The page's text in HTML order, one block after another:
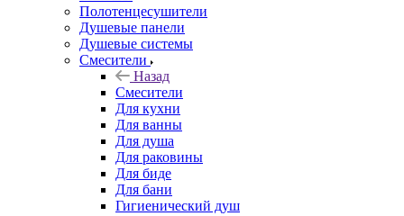
Полотенцесушители
Душевые панели
Душевые системы
Смесители
Назад
Смесители
Для кухни
Для ванны
Для душа
Для раковины
Для биде
Для бани
Гигиенический душ